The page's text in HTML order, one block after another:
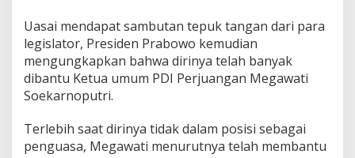
Uasai mendapat sambutan tepuk tangan dari para
legislator, Presiden Prabowo kemudian
mengungkapkan bahwa dirinya telah banyak
dibantu Ketua umum PDI Perjuangan Megawati
Soekarnoputri.
Terlebih saat dirinya tidak dalam posisi sebagai
penguasa, Megawati menurutnya telah membantu